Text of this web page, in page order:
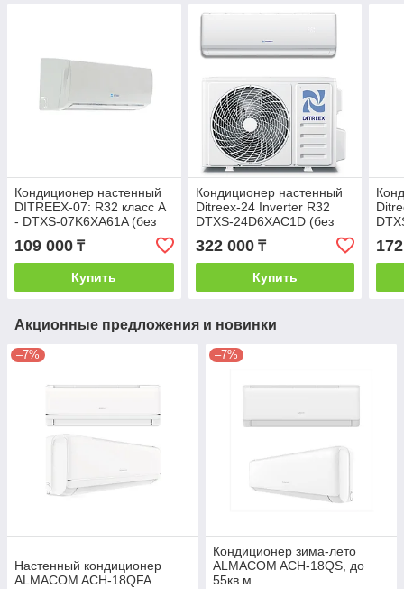
Кондиционер настенный
DITREEX-07: R32 класс А
- DTXS-07K6XA61A (без
соединительной
инсталляции)
109 000 ₸
Купить
Кондиционер настенный
Ditreex-24 Inverter R32
DTXS-24D6XAC1D (без
соединительной
инсталляции)
322 000₸
Купить
Акционные предложения и новинки
–7%
Настенный кондиционер
ALMACOM ACH-18QFA
–7%
Кондиционер зима-лето
ALMACOM ACH-18QS, до
55кв.м